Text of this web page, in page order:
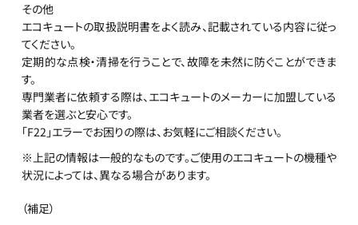
その他
エコキュートの取扱説明書をよく読み、記載されている内容に従っ
てください。
定期的な点検・清掃を行うことで、故障を未然に防ぐことができま
す。
専門業者に依頼する際は、エコキュートのメーカーに加盟している
業者を選ぶと安心です。
「F22」エラーでお困りの際は、お気軽にご相談ください。
※上記の情報は一般的なものです。ご使用のエコキュートの機種や
状況によっては、異なる場合があります。
（補足）